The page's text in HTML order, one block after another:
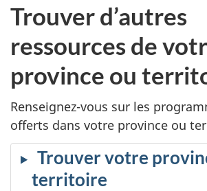
Trouver d’autres
ressources de
province ou
Renseignez-vous sur les
offerts dans votre province ou
Trouver votre
territoire